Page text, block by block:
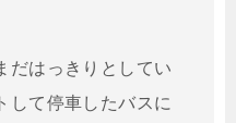
はっきりとしてい
して停車したバスに